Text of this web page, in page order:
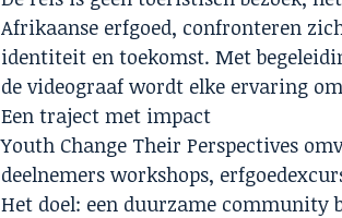
Afrikaanse erfgoed, confronteren
identiteit en toekomst. Met
de videograaf wordt elke ervaring
Een traject met impact
Youth Change Their Perspectives
deelnemers workshops,
Het doel: een duurzame